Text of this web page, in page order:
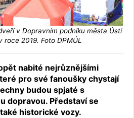
v Dopravním podniku města Ústí
roce 2019. Foto DPMÚL
nabité nejrůznějšími
pro své fanoušky chystají
budou spjaté s
dopravou. Představí se
historické vozy.